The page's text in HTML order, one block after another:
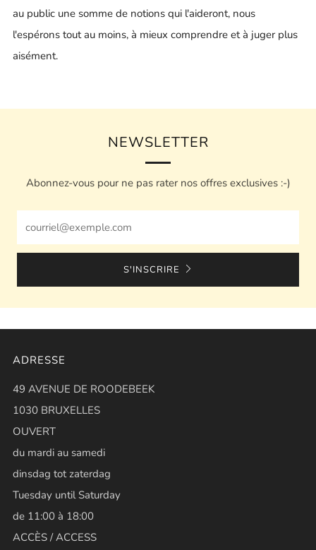
au public une somme de notions qui l'aideront, nous
l'espérons tout au moins, à mieux comprendre et à juger plus
aisément.
NEWSLETTER
Abonnez-vous pour ne pas rater nos offres exclusives :-)
S'INSCRIRE
ADRESSE
49 AVENUE DE ROODEBEEK
1030 BRUXELLES
OUVERT
du mardi au samedi
dinsdag tot zaterdag
Tuesday until Saturday
de 11:00 à 18:00
ACCÈS / ACCESS